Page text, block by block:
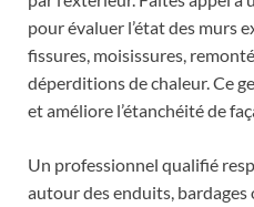
pour évaluer l’état des murs
fissures, moisissures,
déperditions de chaleur. Ce
et améliore l’étanchéité de
Un professionnel qualifié
autour des enduits, bardages